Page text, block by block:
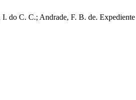
I. do C. C.; Andrade, F. B. de.